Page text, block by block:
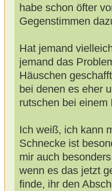
habe schon öfter
Gegenstimmen
Hat jemand
jemand das
Häuschen
bei denen es eher
rutschen bei einem
Ich weiß, ich kann
Schnecke ist
mir auch
wenn es das jetzt
finde, ihr den